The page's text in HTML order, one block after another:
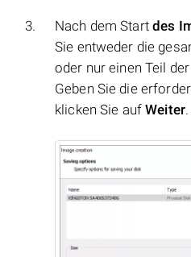
Nach dem Start des
Sie entweder die
oder nur einen Teil
Geben Sie die
klicken Sie aufWeiter.